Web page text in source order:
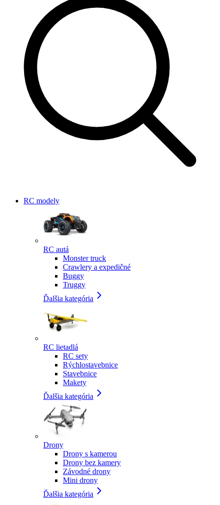
RC modely
RC autá
Monster truck
Crawlery a expedičné
Buggy
Truggy
Ďalšia kategória
RC lietadlá
RC sety
Rýchlostavebnice
Stavebnice
Makety
Ďalšia kategória
Drony
Drony s kamerou
Drony bez kamery
Závodné drony
Mini drony
Ďalšia kategória